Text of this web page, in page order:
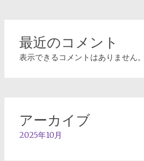
最近のコメント
表示できるコメントはありません。
アーカイブ
2025年10月